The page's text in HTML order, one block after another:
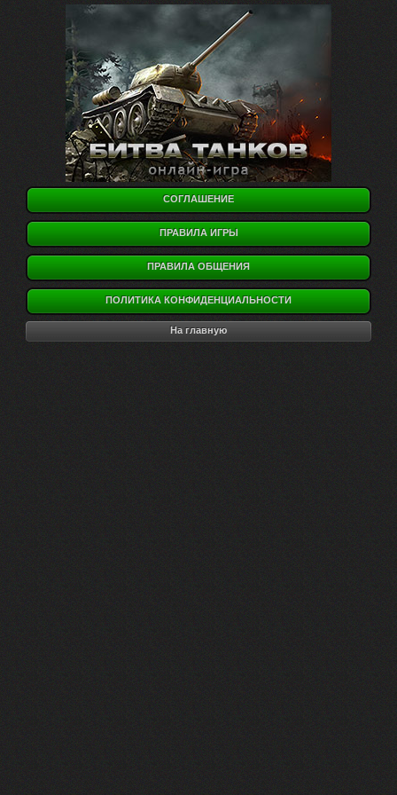
СОГЛАШЕНИЕ
ПРАВИЛА ИГРЫ
ПРАВИЛА ОБЩЕНИЯ
ПОЛИТИКА КОНФИДЕНЦИАЛЬНОСТИ
На главную